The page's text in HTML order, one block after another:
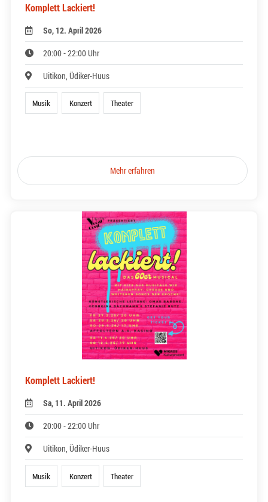
Komplett Lackiert!
So, 12. April 2026
20:00 - 22:00 Uhr
Uitikon, Üdiker-Huus
Musik Konzert Theater
Mehr erfahren
Komplett Lackiert!
Sa, 11. April 2026
20:00 - 22:00 Uhr
Uitikon, Üdiker-Huus
Musik Konzert Theater